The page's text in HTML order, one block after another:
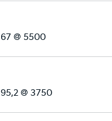
67 @ 5500
95,2 @ 3750